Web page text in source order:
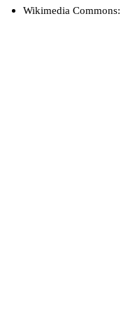
Wikimedia